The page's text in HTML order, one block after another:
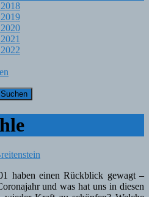
haben einen Rückblick gewagt –
und was hat uns in diesen